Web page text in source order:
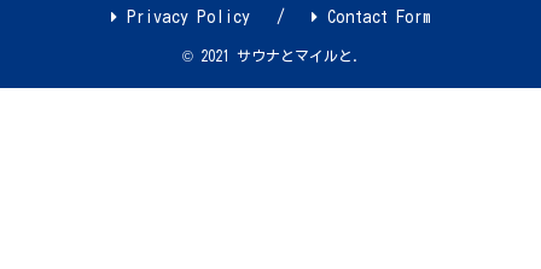
Privacy Policy Contact Form
© 2021 サウナとマイルと.